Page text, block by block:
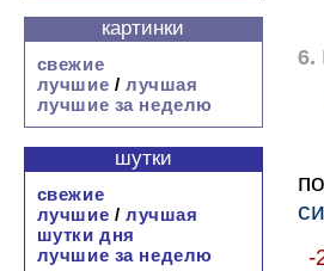
6.
-
картинки
свежие
лучшие / лучшая
лучшие за неделю
шутки
свежие
лучшие / лучшая
шутки дня
лучшие за неделю